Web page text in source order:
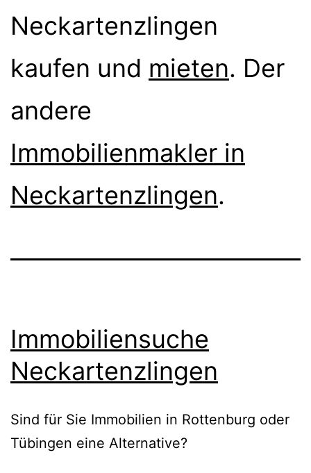
Neckartenzlingen
kaufen und mieten. Der
andere
Immobilienmakler in
Neckartenzlingen.
Immobiliensuche
Neckartenzlingen
Sind für Sie Immobilien in Rottenburg oder
Tübingen eine Alternative?